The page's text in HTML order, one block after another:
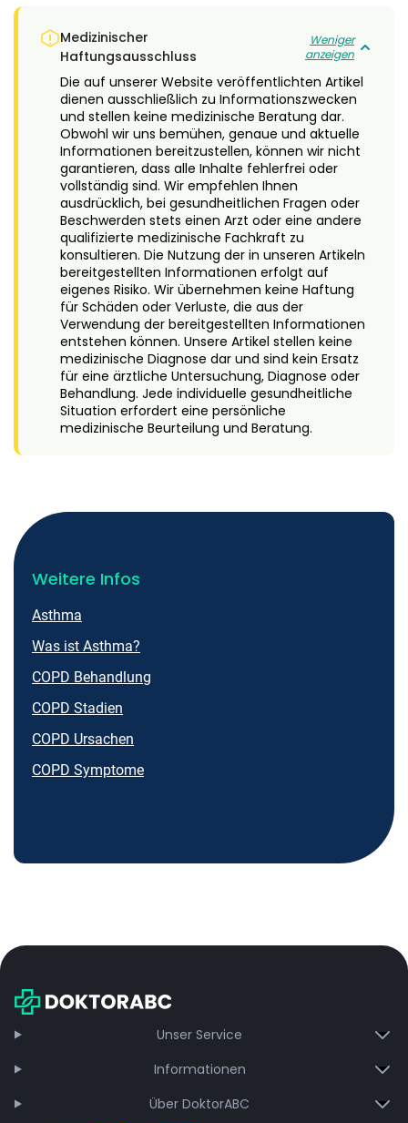
Medizinischer
Haftungsausschluss
Weniger
anzeigen
Die auf unserer Website veröffentlichten Artikel
dienen ausschließlich zu Informationszwecken
und stellen keine medizinische Beratung dar.
Obwohl wir uns bemühen, genaue und aktuelle
Informationen bereitzustellen, können wir nicht
garantieren, dass alle Inhalte fehlerfrei oder
vollständig sind. Wir empfehlen Ihnen
ausdrücklich, bei gesundheitlichen Fragen oder
Beschwerden stets einen Arzt oder eine andere
qualifizierte medizinische Fachkraft zu
konsultieren. Die Nutzung der in unseren Artikeln
bereitgestellten Informationen erfolgt auf
eigenes Risiko. Wir übernehmen keine Haftung
für Schäden oder Verluste, die aus der
Verwendung der bereitgestellten Informationen
entstehen können. Unsere Artikel stellen keine
medizinische Diagnose dar und sind kein Ersatz
für eine ärztliche Untersuchung, Diagnose oder
Behandlung. Jede individuelle gesundheitliche
Situation erfordert eine persönliche
medizinische Beurteilung und Beratung.
Weitere Infos
Asthma
Was ist Asthma?
COPD Behandlung
COPD Stadien
COPD Ursachen
COPD Symptome
Unser Service
Informationen
Über DoktorABC